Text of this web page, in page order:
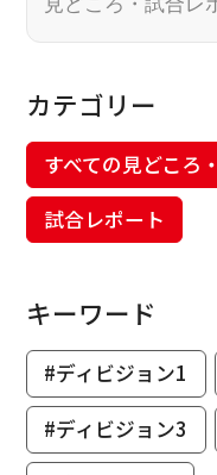
カテゴリー
すべての見どころ
試合レポート
キーワード
#ディビジョン1
#ディビジョン3